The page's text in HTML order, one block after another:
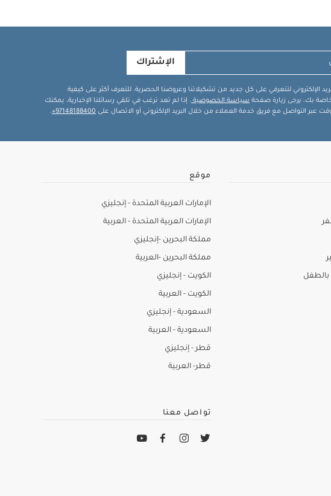
الإشتراك
الإلكتروني لتتعرفي على كل جديد من تشكيلاتنا وعروضنا الحصرية. للتعرف أكثر على كيفية
بك، يرجى زيارة صفحة سياسة الخصوصية . إذا لم تعد ترغب في تلقي رسائلنا الإخبارية، يمكنك
عبر التواصل مع فريق خدمة العملاء من خلال البريد الإلكتروني أو الاتصال على 97148188400+
.
بالطفل
موقع
الإمارات العربية المتحدة - إنجليزي
الإمارات العربية المتحدة - العربية
مملكة البحرين -إنجليزي
مملكة البحرين -العربية
الكويت - إنجليزي
الكويت - العربية
السعودية - إنجليزي
السعودية - العربية
قطر - إنجليزي
قطر- العربية
تواصل معنا